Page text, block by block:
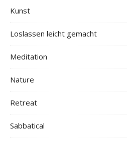
Kunst
Loslassen leicht gemacht
Meditation
Nature
Retreat
Sabbatical